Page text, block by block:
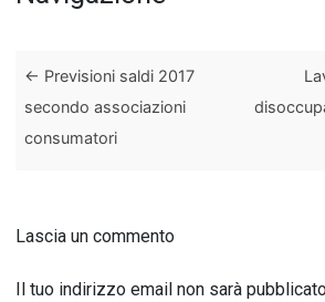
← Previsioni saldi 2017
secondo associazioni
consumatori
Lascia un commento
Il tuo indirizzo email non sarà